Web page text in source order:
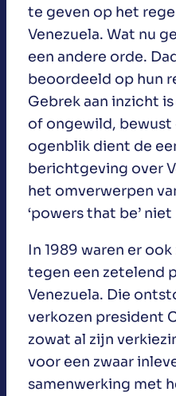
te geven op het
Venezuela. Wat nu
een andere orde.
beoordeeld op hun
Gebrek aan inzicht
of ongewild,
ogenblik dient de
berichtgeving over
het omverwerpen
‘powers that be’
In 1989 waren er
tegen een zetelend
Venezuela. Die
verkozen president
zowat al zijn
voor een zwaar
samenwerking met